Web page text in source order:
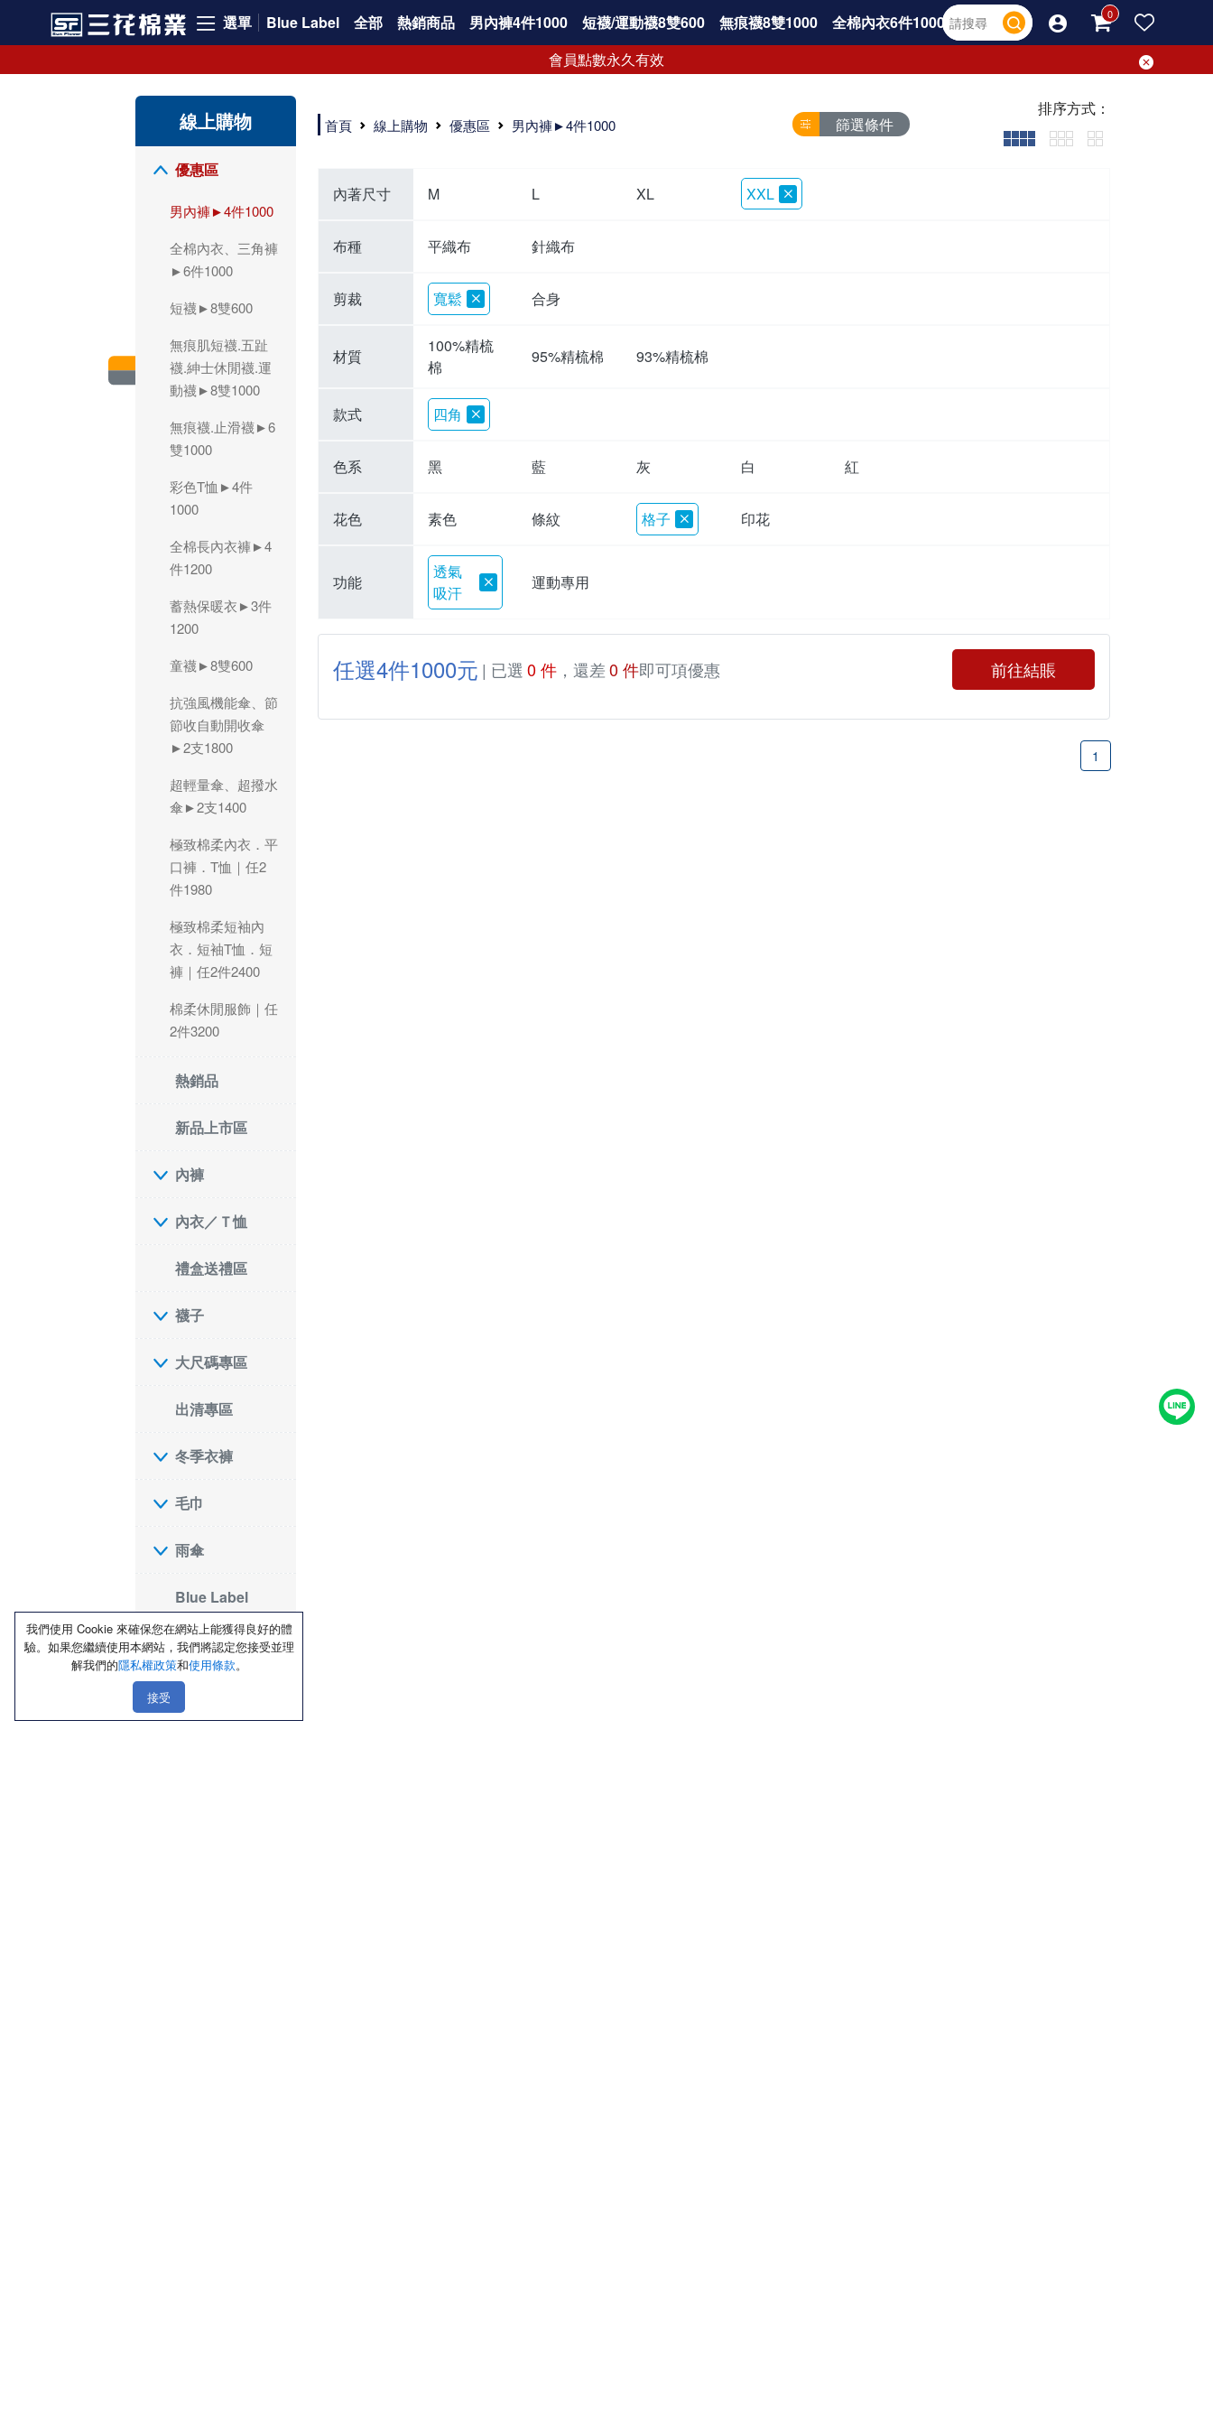
選單 Blue Label 全部 熱銷商品 男內褲4件1000 短襪/運動襪8雙600 無痕襪8雙1000
全棉內衣6件1000
會員點數永久有效
線上購物
優惠區
男內褲►4件1000
全棉內衣、三角褲
►6件1000
短襪►8雙600
無痕肌短襪.五趾
襪.紳士休閒襪.運
動襪►8雙1000
無痕襪.止滑襪►6
雙1000
彩色T恤►4件
1000
全棉長內衣褲►4
件1200
蓄熱保暖衣►3件
1200
童襪►8雙600
抗強風機能傘、節
節收自動開收傘
►2支1800
超輕量傘、超撥水
傘►2支1400
極致棉柔內衣．平
口褲．T恤｜任2
件1980
極致棉柔短袖內
衣．短袖T恤．短
褲｜任2件2400
棉柔休閒服飾｜任
2件3200
熱銷品
新品上市區
內褲
內衣／Ｔ恤
禮盒送禮區
襪子
大尺碼專區
出清專區
冬季衣褲
毛巾
雨傘
Blue Label
三花男內褲是男生首選品牌，適合休閒與運動。彈性好，人體工學剪裁，立體效果佳，舒適感大提升，魅力指數破表！
市佔率高達50年！三花專注設計，提升舒適與耐用，針對亞洲男性剪裁，大動作不卡襠。
三花男內褲採用優質棉料製成，褲身擁有超過千個散熱孔，吸汗透氣，柔順舒適，解決一般男內褲的悶熱問題。針對亞洲男性體型的立體剪裁設計，告別卡襠煩惱，自如大動作。三花男內褲市佔率高，專注製造與開發超過50年，提升舒適度與耐用性，深受網友推崇。五片式剪裁設計，適合各種身形及風格，給予肌膚前所未有的透氣舒適體驗。
【心情閒聊】男內褲的一些小心得?! 身為一名廣告代理商的社群小編，每次接到新客戶都需做好充足的產業功課，以免在撰寫廣告時顯得膚淺。美妝和流行服飾的客戶總讓我感到一點小確幸，因為可以搶先試用到新產品，或請客戶幫忙以員工價購買商品，讓人有中獎的小喜悅。 這次的客戶卻是-男內褲! 男內褲! 男內褲! 由於是第一次接觸這類產品，所以特地重複三次來表達內心的震驚。因為獨處時間較長，對於男內褲的研究多少有些害羞。因而硬著頭皮買了好幾件男內褲進行研究。 家裡沒有兄弟，也沒有可以直接聊男內褲的男性朋友，自己去買男內褲真的需要一些勇氣。我感謝現在的高科技網購，讓我不用親自到店面盯著男內褲看，也能輕鬆購買到不同種類的男內褲，真是感恩網路! 在Google搜尋 ""男內褲""，瞬間出現許多品牌，男內褲的世界真是博大精深呢。我開始扮演男內褲研究生，對男內褲進行分類：從長短、高低中腰到情趣男內褲，各式各樣應有盡有。好險此次的客戶是比較中規中矩的，情趣類的男內褲不在研究範圍，不然一直盯著穿內褲的模特兒看也太難為情了。 男內褲的設計功能其實不亞於女生內衣。由於男生身體結構的關係，需要更細心的設計。市面上較大的品牌有老牌的三花、三槍、宜而爽等，還有大手筆請代言人的CK、PLAYBOY等品牌。要選男內褲，實在需要下些功夫。 我將男內褲分為兩個面向：花色和功能設計。選擇男內褲的花色非常重要，因為能看出個人的品味和對內外搭配的重視程度。宅男們穿著50歲阿伯的花色內褲，或是穿白褲子搭配大黑色內褲，都是不OK的搭配。 功能設計則是對重要部位的保?。為了確保舒適性，有的內褲設計了開襟方便上廁所，有的設計了專屬囊袋固定，更有五片立體剪裁，或者強調視覺效果的內褲。這些設計不僅滿足基本的生理需求，更進階到心靈上的滿足。 以往從未想過要認真研究男內褲，直到這次工作的契機才真正了解男內褲的繁複。男內褲花色多樣，研究起來花費了不少時間。與男內褲客戶窗口交流，我這個女專案可能會有一段尷尬期，希望自己討論時不會笑場。雖然我無法真正體驗男內褲的全部功能，但透過揣測和客戶專業的回答，依然探詢到了許多有趣的現象。 某些網友反應某些國外品牌的男內褲不好穿，可能因為這些品牌是按照西方身材比例製造，不太適合台灣男性。同樣的現象也出現在女性內衣上，所以選擇適合自己的內褲才是最重要的。 以上只是我的心情抒發，沒有針對任何一家男內褲品牌，歡迎更多對男內褲有興趣的朋友加入研究行列！"
首頁 線上購物 優惠區 男內褲►4件1000 篩選條件
排序方式：
內著尺寸 M L XL XXL
布種 平織布 針織布
剪裁 寬鬆 合身
材質
100%精梳
棉
95%精梳棉 93%精梳棉
款式 四角
色系 黑 藍 灰 白 紅
花色 素色 條紋 格子 印花
功能
透氣
吸汗
運動專用
任選4件1000元 | 已選 0 件，還差0 件即可項優惠 前往結賬
1
我們使用 Cookie 來確保您在網站上能獲得良好的體
驗。如果您繼續使用本網站，我們將認定您接受並理
解我們的隱私權政策和使用條款。
接受